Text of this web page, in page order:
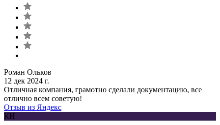
Роман Ольков
12 дек 2024 г.
Отличная компания, грамотно сделали документацию, все
отлично всем советую!
Отзыв из Яндекс
КИ